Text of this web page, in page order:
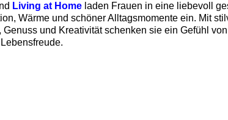
Living at Homeladen Frauen in eine liebevoll
Wärme und schöner Alltagsmomente ein. Mit
Genuss und Kreativität schenken sie ein Gefühl von